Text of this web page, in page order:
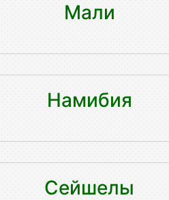
Мали
Намибия
Сейшелы